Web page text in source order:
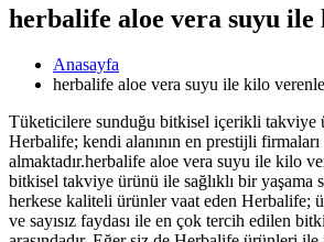
herbalife aloe vera suyu
Anasayfa
herbalife aloe vera suyu ile kilo
Tüketicilere sunduğu bitkisel içerikli takviye
Herbalife; kendi alanının en prestijli firmaları
almaktadır.herbalife aloe vera suyu ile kilo
bitkisel takviye ürünü ile sağlıklı bir yaşama
herkese kaliteli ürünler vaat eden Herbalife;
ve sayısız faydası ile en çok tercih edilen